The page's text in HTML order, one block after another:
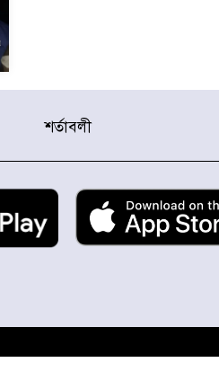
শর্তাবলী